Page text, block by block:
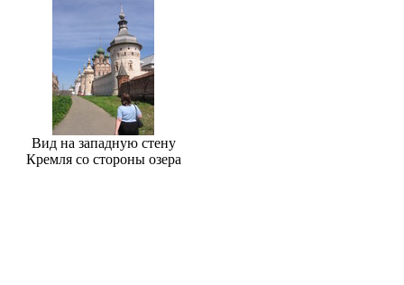
Вид на западную стену
Кремля со стороны озера